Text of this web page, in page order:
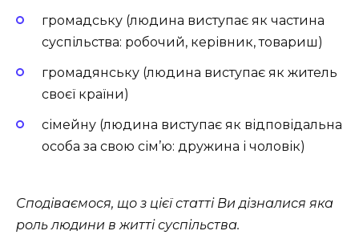
громадську (людина виступає як частина
суспільства: робочий, керівник, товариш)
громадянську (людина виступає як житель
своєї країни)
сімейну (людина виступає як відповідальна
особа за свою сім’ю: дружина і чоловік)
Сподіваємося, що з цієї статті Ви дізналися яка
роль людини в житті суспільства.